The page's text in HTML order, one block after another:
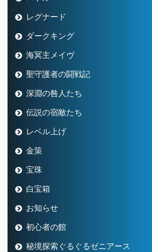
レグナード
ダークキング
海冥主メイヴ
聖守護者の闘戦記
深淵の咎人たち
伝説の宿敵たち
レベル上げ
金策
宝珠
白宝箱
お知らせ
初心者の館
秘境探索ぐるぐるゼニアース